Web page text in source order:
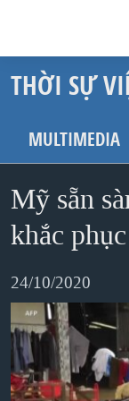
dẫn
truy
cập
dung
chính
điều
hướng
chính
Đi
TRANG CHỦ
VIỆT NAM
HOA KỲ
BIỂN ĐÔNG
THẾ GIỚI
DIỄN ĐÀN
MỤC
TỰ DO BÁO
VẠCH TRẦN
CHUYÊN ĐỀ
CHIẾN TRANH
HỌC TIẾNG ANH
THỜI SỰ
MULTIMEDIA
Mỹ sẵn
khắc
24/10/2020